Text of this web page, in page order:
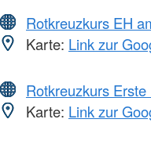
Rotkreuzkurs EH
Karte: Link zur
Rotkreuzkurs Erste
Karte: Link zur